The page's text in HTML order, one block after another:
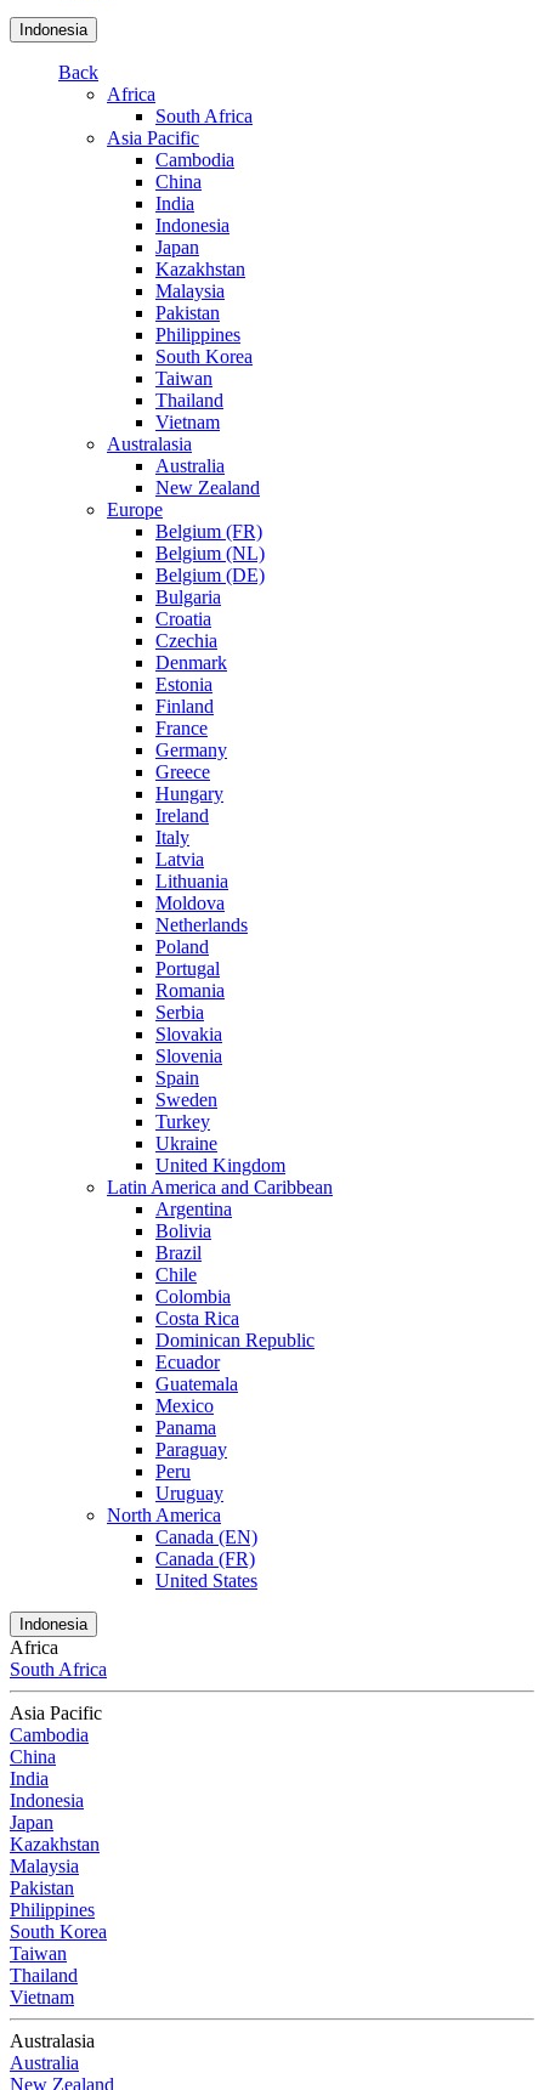
Indonesia
Back
Africa
South Africa
Asia Pacific
Cambodia
China
India
Indonesia
Japan
Kazakhstan
Malaysia
Pakistan
Philippines
South Korea
Taiwan
Thailand
Vietnam
Australasia
Australia
New Zealand
Europe
Belgium (FR)
Belgium (NL)
Belgium (DE)
Bulgaria
Croatia
Czechia
Denmark
Estonia
Finland
France
Germany
Greece
Hungary
Ireland
Italy
Latvia
Lithuania
Moldova
Netherlands
Poland
Portugal
Romania
Serbia
Slovakia
Slovenia
Spain
Sweden
Turkey
Ukraine
United Kingdom
Latin America and Caribbean
Argentina
Bolivia
Brazil
Chile
Colombia
Costa Rica
Dominican Republic
Ecuador
Guatemala
Mexico
Panama
Paraguay
Peru
Uruguay
North America
Canada (EN)
Canada (FR)
United States
Indonesia
Africa
South Africa
Asia Pacific
Cambodia
China
India
Indonesia
Japan
Kazakhstan
Malaysia
Pakistan
Philippines
South Korea
Taiwan
Thailand
Vietnam
Australasia
Australia
New Zealand